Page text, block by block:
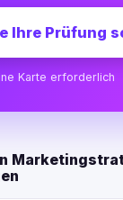
Ihre Prüfung
Karte erforderlich